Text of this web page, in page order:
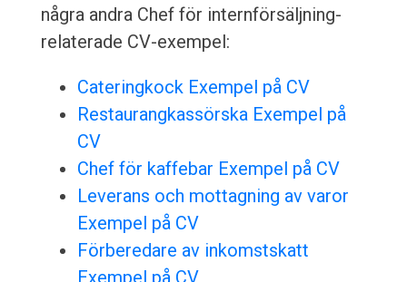
några andra Chef för internförsäljning-
relaterade CV-exempel:
Cateringkock Exempel på CV
Restaurangkassörska Exempel på
CV
Chef för kaffebar Exempel på CV
Leverans och mottagning av varor
Exempel på CV
Förberedare av inkomstskatt
Exempel på CV